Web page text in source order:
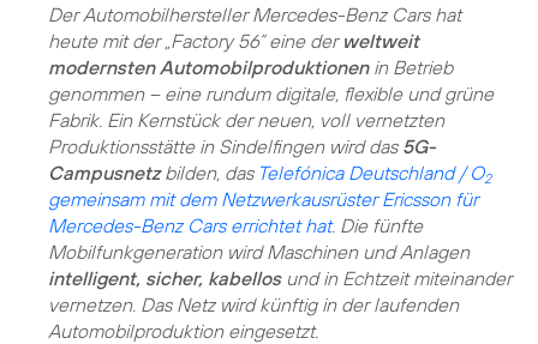
Der Automobilhersteller Mercedes-Benz Cars hat
heute mit der „Factory 56“ eine der weltweit
modernsten Automobilproduktionenin Betrieb
genommen – eine rundum digitale, flexible und grüne
Fabrik. Ein Kernstück der neuen, voll vernetzten
Produktionsstätte in Sindelfingen wird das 5G-
Campusnetzbilden, das Telefónica Deutschland / O2
gemeinsam mit dem Netzwerkausrüster Ericsson für
Mercedes-Benz Cars errichtet hat. Die fünfte
Mobilfunkgeneration wird Maschinen und Anlagen
intelligent, sicher, kabellosund in Echtzeit miteinander
vernetzen. Das Netz wird künftig in der laufenden
Automobilproduktion eingesetzt.